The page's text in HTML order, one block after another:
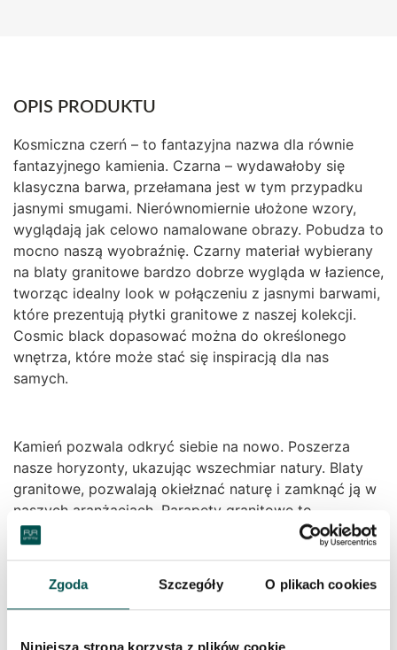
Zgoda Szczegóły O plikach cookies
Niniejsza strona korzysta z plików cookie
OPIS PRODUKTU
Kosmiczna czerń – to fantazyjna nazwa dla równie
fantazyjnego kamienia. Czarna – wydawałoby się
klasyczna barwa, przełamana jest w tym przypadku
jasnymi smugami. Nierównomiernie ułożone wzory,
wyglądają jak celowo namalowane obrazy. Pobudza to
mocno naszą wyobraźnię. Czarny materiał wybierany
na blaty granitowe bardzo dobrze wygląda w łazience,
tworząc idealny look w połączeniu z jasnymi barwami,
które prezentują płytki granitowe z naszej kolekcji.
Cosmic black dopasować można do określonego
wnętrza, które może stać się inspiracją dla nas
samych.
Kamień pozwala odkryć siebie na nowo. Poszerza
nasze horyzonty, ukazując wszechmiar natury. Blaty
granitowe, pozwalają okiełznać naturę i zamknąć ją w
naszych aranżacjach. Parapety granitowe to
funkcjonalne rozwiązanie, które ciężko z czymkolwiek
porównywać. Płytki marmurowe zastosowane na
odrobinę świata to naszego domu. Granity marmury,
szczególnie w połączeniu z żywiołem jaki jest woda i
ogień – dają spektakularny efekt.